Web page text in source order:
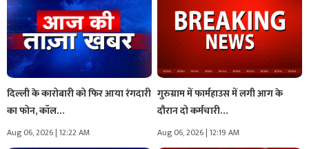
दिल्ली के कारोबारी को फिर आया रंगदारी
का फोन, कॉल…
Aug 06, 2026 | 12:22 AM
गुरुग्राम में फार्महाउस में लगी आग के
दौरान दो कर्मचारी…
Aug 06, 2026 | 12:19 AM